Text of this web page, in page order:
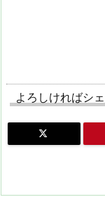
よろしければシ